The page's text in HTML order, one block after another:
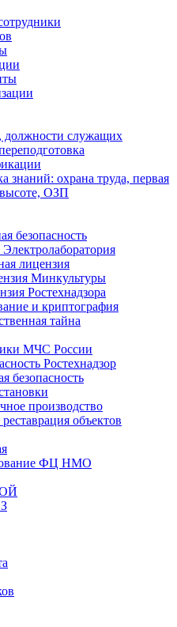
должности служащих
знаний: охрана труда, первая
ОЗП
безопасность
Электролаборатория
лицензия
Минкультуры
Ростехнадзора
и криптография
тайна
МЧС России
Ростехнадзор
безопасность
производство
объектов
ФЦ НМО